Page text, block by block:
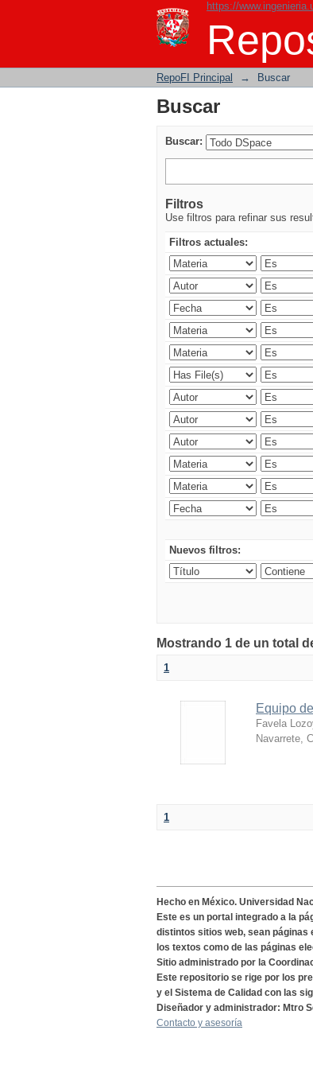
https://
Buscar
RepoFI Principal → Buscar
Buscar
Buscar:
Filtros
Use filtros para refinar sus
Filtros actuales:
Nuevos filtros:
Mostrando 1 de un total
1
Equipo
Favela
Navarrete,
1
Hecho en México. Universidad
Este es un portal integrado a la
distintos sitios web, sean páginas
los textos como de las páginas
Sitio administrado por la
Este repositorio se rige por los
y el Sistema de Calidad con las
Diseñador y administrador: Mtro
Contacto y asesoría